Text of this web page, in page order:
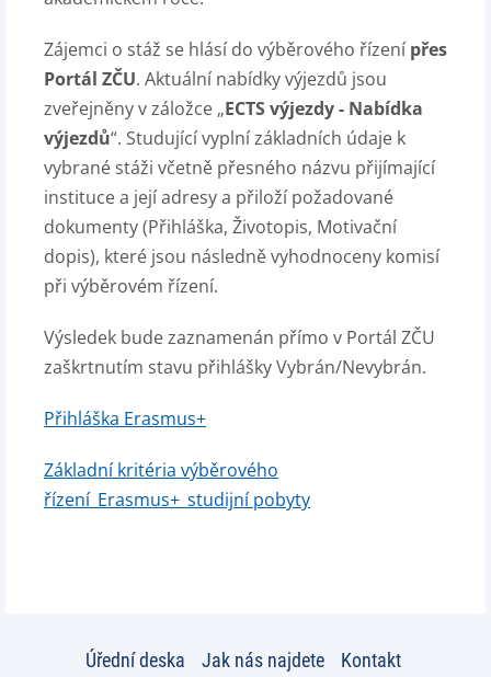
Zájemci o stáž se hlásí do výběrového řízení přes
Portál ZČU. Aktuální nabídky výjezdů jsou
zveřejněny v záložce „ECTS výjezdy - Nabídka
výjezdů“. Studující vyplní základních údaje k
vybrané stáži včetně přesného názvu přijímající
instituce a její adresy a přiloží požadované
dokumenty (Přihláška, Životopis, Motivační
dopis), které jsou následně vyhodnoceny komisí
při výběrovém řízení.
Výsledek bude zaznamenán přímo v Portál ZČU
zaškrtnutím stavu přihlášky Vybrán/Nevybrán.
Přihláška Erasmus+
Základní kritéria výběrového
řízení_Erasmus+_studijní pobyty
Úřední deska Jak nás najdete Kontakt